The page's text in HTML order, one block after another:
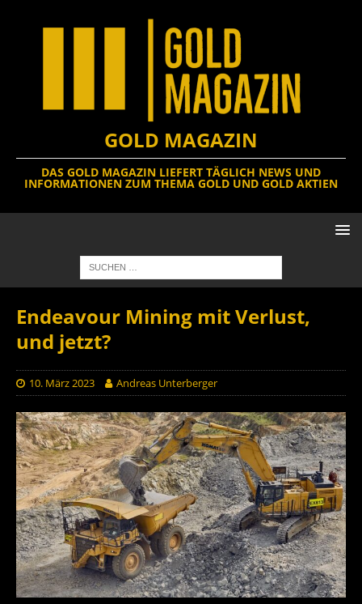
GOLD MAGAZIN
DAS GOLD MAGAZIN LIEFERT TÄGLICH NEWS UND
INFORMATIONEN ZUM THEMA GOLD UND GOLD AKTIEN
Endeavour Mining mit Verlust,
und jetzt?
10. März 2023 Andreas Unterberger